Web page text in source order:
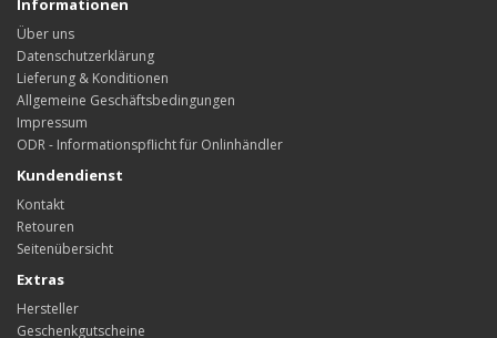
Informationen
Über uns
Datenschutzerklärung
Lieferung & Konditionen
Allgemeine Geschäftsbedingungen
Impressum
ODR - Informationspflicht für Onlinhändler
Kundendienst
Kontakt
Retouren
Seitenübersicht
Extras
Hersteller
Geschenkgutscheine